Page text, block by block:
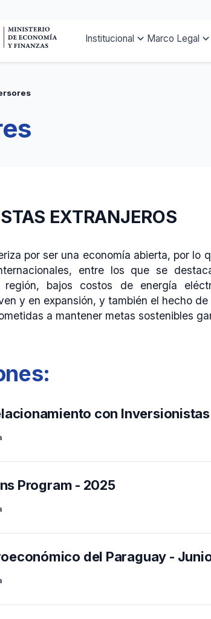
Institucional Marco Legal
EXTRANJEROS
por ser una economía abierta, por
entre los que se
región, bajos costos de energía
y en expansión, y también el hecho
a mantener metas sostenibles
con
Program - 2025
del Paraguay -